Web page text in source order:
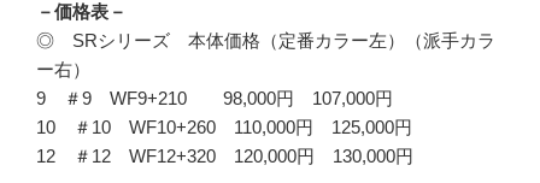
－価格表－
◎ SRシリーズ 本体価格（定番カラー左）（派手カラ
ー右）
9 ＃9 WF9+210 98,000円 107,000円
10 ＃10 WF10+260 110,000円 125,000円
12 ＃12 WF12+320 120,000円 130,000円